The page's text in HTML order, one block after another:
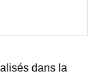
dans la